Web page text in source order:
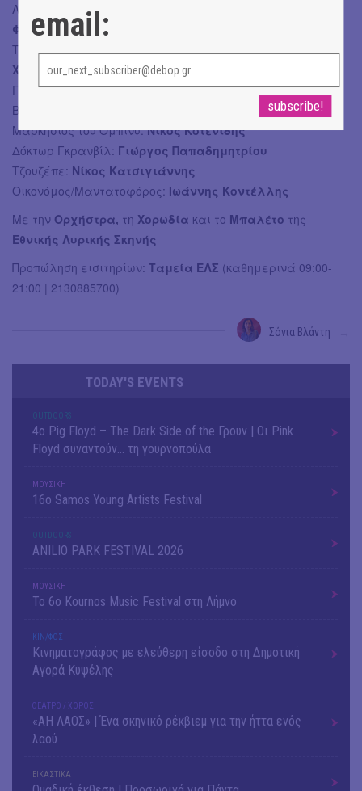
Αλφρέντο Ζερμόν:
Φραντσέσκο Ντεμούρο
Τζόρτζιο Ζερμόν:Δημήτρης Πλατανιάς(27, 30/7)/Τάσης
Χριστογιαννόπουλος(28, 31/7)
Γκαστόνε:Γιάννης Καλύβας
Βαρόνος Ντουφόλ:
Μαρκήσιος του Ομπινύ:Νίκος Κοτενίδης
Δόκτωρ Γκρανβίλ: Γιώργος Παπαδημητρίου
Τζουζέπε: Νίκος Κατσιγιάννης
Οικονόμος/Μαντατοφόρος: Ιωάννης Κοντέλλης
Με την Ορχήστρα, τη Χορωδία και το Μπαλέτο της
Εθνικής Λυρικής Σκηνής
Προπώληση εισιτηρίων: Ταμεία ΕΛΣ (καθημερινά 09:00-
21:00 | 2130885700)
Σόνια Βλάντη
TODAY'S EVENTS
OUTDΟORS
4ο Pig Floyd – The Dark Side of the Γρουν | Οι Pink
Floyd συναντούν… τη γουρνοπούλα
ΜΟΥΣΙΚΗ
16o Samos Young Artists Festival
OUTDΟORS
ANILIO PARK FESTIVAL 2026
ΜΟΥΣΙΚΗ
Το 6ο Kournos Music Festival στη Λήμνο
ΚΙΝ/ΦΟΣ
Κινηματογράφος με ελεύθερη είσοδο στη Δημοτική
Αγορά Κυψέλης
ΘΕΑΤΡΟ / ΧΟΡΟΣ
«ΑΗ ΛΑΟΣ» | Ένα σκηνικό ρέκβιεμ για την ήττα ενός
λαού
ΕΙΚΑΣΤΙΚΑ
email: